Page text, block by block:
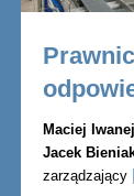
Maciej
Jacek
zarządzający |